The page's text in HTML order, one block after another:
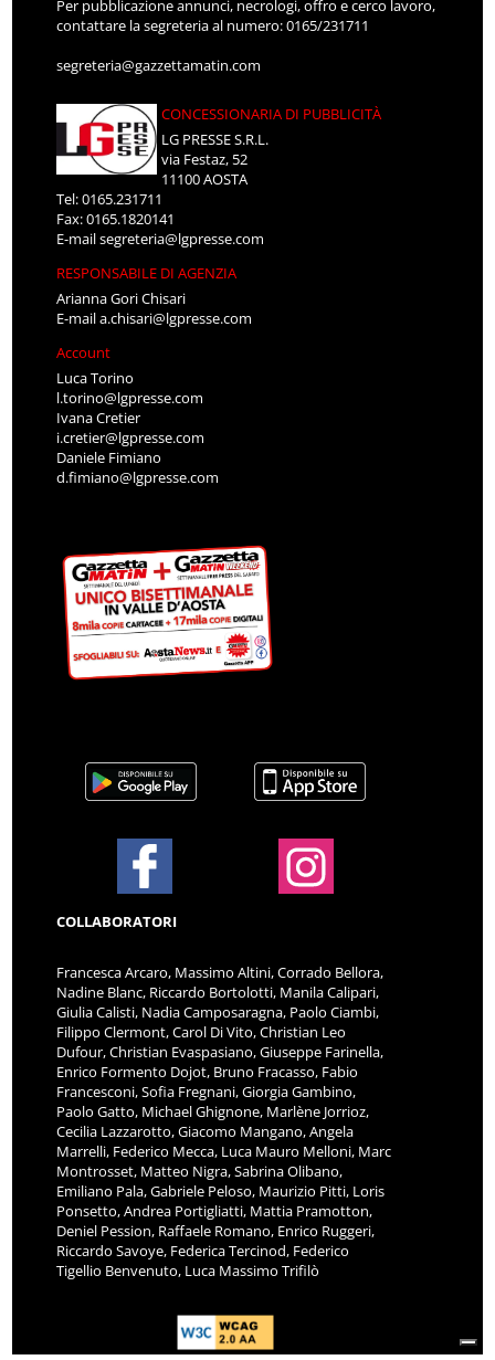
Per pubblicazione annunci, necrologi, offro e cerco lavoro,
contattare la segreteria al numero: 0165/231711
segreteria@gazzettamatin.com
CONCESSIONARIA DI PUBBLICITÀ
LG PRESSE S.R.L.
via Festaz, 52
11100 AOSTA
Tel: 0165.231711
Fax: 0165.1820141
E-mailsegreteria@lgpresse.com
RESPONSABILE DI AGENZIA
Arianna Gori Chisari
E-maila.chisari@lgpresse.com
Account
Luca Torino
l.torino@lgpresse.com
Ivana Cretier
i.cretier@lgpresse.com
Daniele Fimiano
d.fimiano@lgpresse.com
COLLABORATORI
Francesca Arcaro, Massimo Altini, Corrado Bellora,
Nadine Blanc, Riccardo Bortolotti, Manila Calipari,
Giulia Calisti, Nadia Camposaragna, Paolo Ciambi,
Filippo Clermont, Carol Di Vito, Christian Leo
Dufour, Christian Evaspasiano, Giuseppe Farinella,
Enrico Formento Dojot, Bruno Fracasso, Fabio
Francesconi, Sofia Fregnani, Giorgia Gambino,
Paolo Gatto, Michael Ghignone, Marlène Jorrioz,
Cecilia Lazzarotto, Giacomo Mangano, Angela
Marrelli, Federico Mecca, Luca Mauro Melloni, Marc
Montrosset, Matteo Nigra, Sabrina Olibano,
Emiliano Pala, Gabriele Peloso, Maurizio Pitti, Loris
Ponsetto, Andrea Portigliatti, Mattia Pramotton,
Deniel Pession, Raffaele Romano, Enrico Ruggeri,
Riccardo Savoye, Federica Tercinod, Federico
Tigellio Benvenuto, Luca Massimo Trifilò